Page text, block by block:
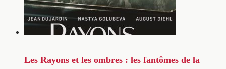
Les Rayons et les ombres : les fantômes de la